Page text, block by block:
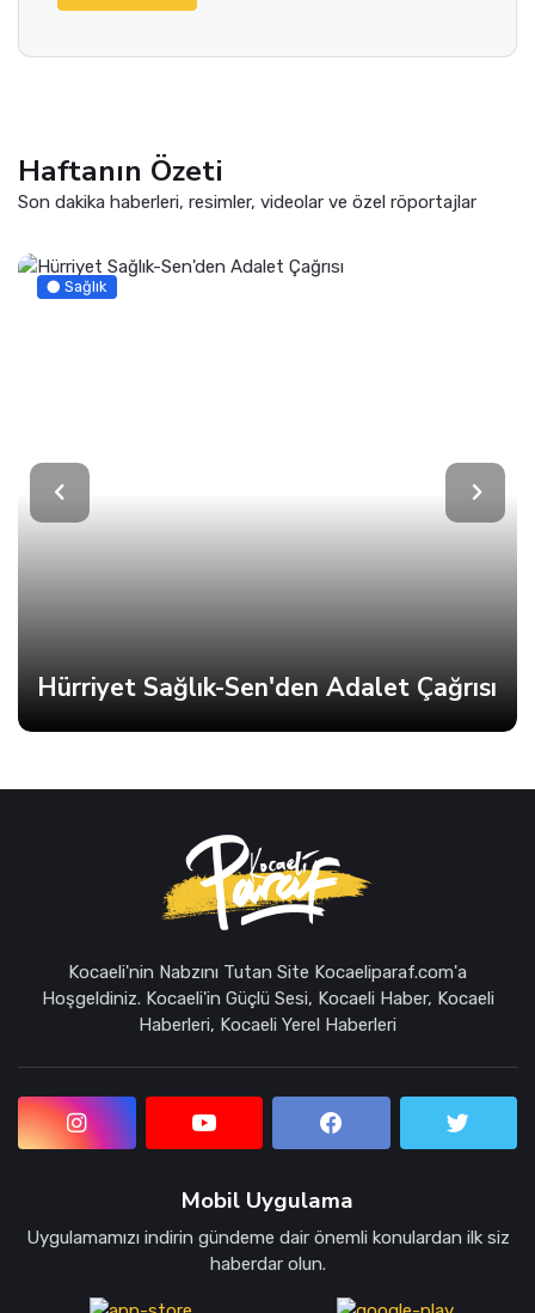
Haftanın Özeti
Son dakika haberleri, resimler, videolar ve özel röportajlar
Sağlık
Hürriyet Sağlık-Sen'den Adalet Çağrısı
Kocaeli'nin Nabzını Tutan Site Kocaeliparaf.com'a
Hoşgeldiniz. Kocaeli'in Güçlü Sesi, Kocaeli Haber, Kocaeli
Haberleri, Kocaeli Yerel Haberleri
Mobil Uygulama
Uygulamamızı indirin gündeme dair önemli konulardan ilk siz
haberdar olun.